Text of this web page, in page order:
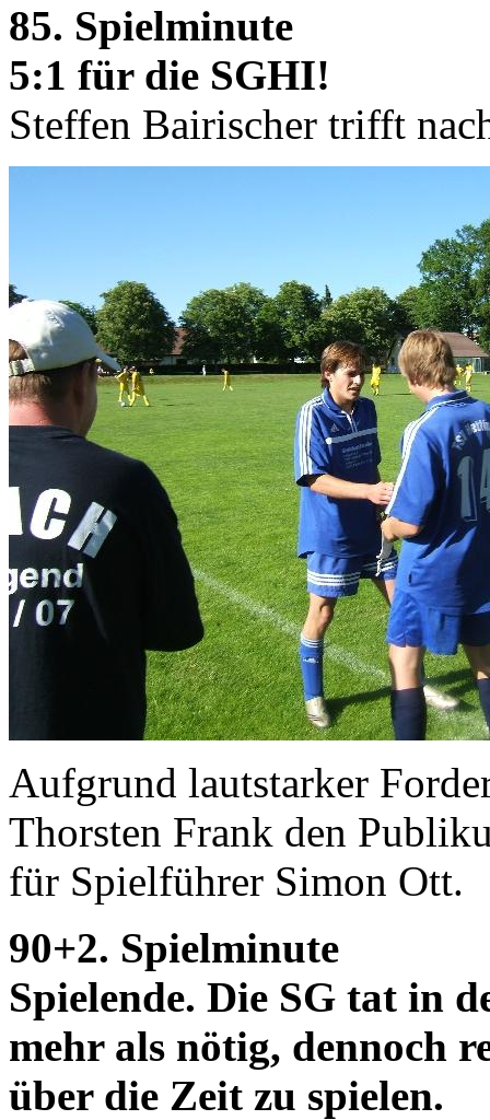
85. Spielminute
5:1 für die SGHI!
Steffen Bairischer trifft
Aufgrund lautstarker
Thorsten Frank den
für Spielführer Simon Ott.
90+2. Spielminute
Spielende. Die SG tat in
mehr als nötig, dennoch
über die Zeit zu spielen.